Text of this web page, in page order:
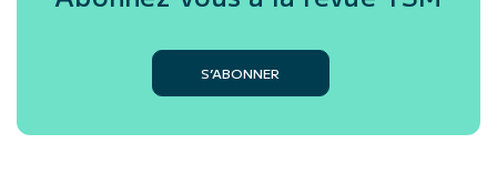
S’ABONNER